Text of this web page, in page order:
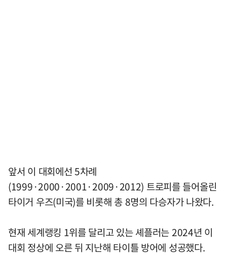
앞서 이 대회에선 5차례
(1999·2000·2001·2009·2012) 트로피를 들어올린
타이거 우즈(미국)를 비롯해 총 8명의 다승자가 나왔다.
현재 세계랭킹 1위를 달리고 있는 셰플러는 2024년 이
대회 정상에 오른 뒤 지난해 타이틀 방어에 성공했다.